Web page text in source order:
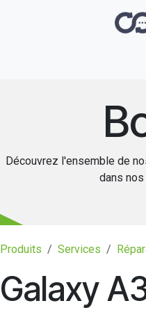
Découvrez l'ensemble de
dans
Produits Services
Galaxy